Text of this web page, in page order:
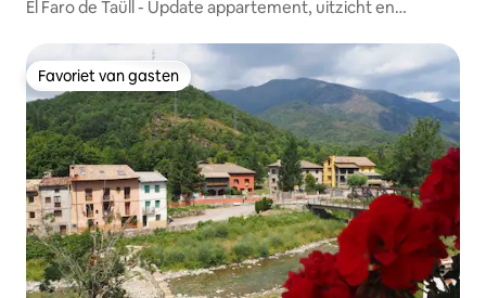
El Faro de Taüll - Update appartement, uitzicht en
Favoriet van gasten
Favoriet van gasten